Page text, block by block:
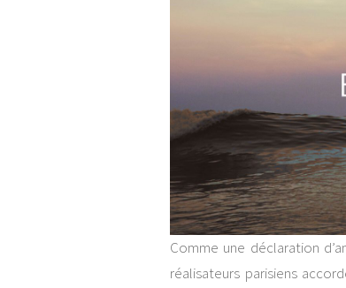
Comme une déclaration
réalisateurs parisiens